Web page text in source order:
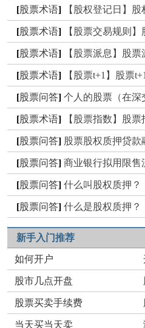
[股票术语] 【股权登记日】
[股票术语] 【股票交易规则
[股票术语] 【股票派息】股
[股票术语] 【股票t+1】股票
[股票问答] 个人的股票（在深
[股票术语] 【股票指数】股
[股票问答] 股票股权质押贷
[股票问答] 商业银行拟用限售
[股票问答] 什么叫股权质押？
[股票问答] 什么是股权质押？
新手入门推荐
如何开户
股市几点开盘
股票买卖手续费
当天买当天卖